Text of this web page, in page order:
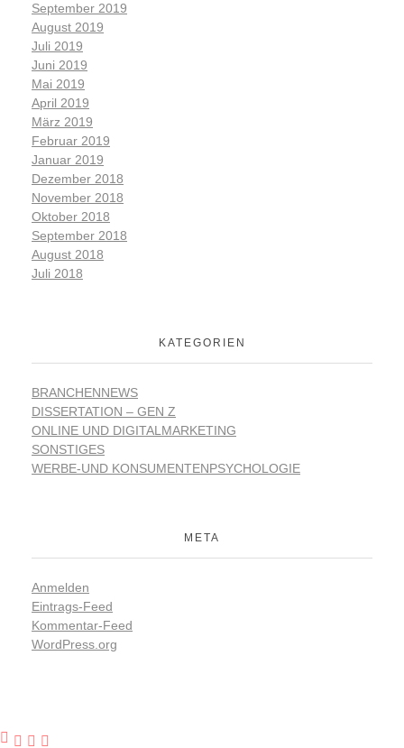
September 2019
August 2019
Juli 2019
Juni 2019
Mai 2019
April 2019
März 2019
Februar 2019
Januar 2019
Dezember 2018
November 2018
Oktober 2018
September 2018
August 2018
Juli 2018
KATEGORIEN
BRANCHENNEWS
DISSERTATION – GEN Z
ONLINE UND DIGITALMARKETING
SONSTIGES
WERBE-UND KONSUMENTENPSYCHOLOGIE
META
Anmelden
Eintrags-Feed
Kommentar-Feed
WordPress.org